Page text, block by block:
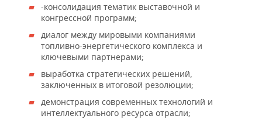
ВОДНЫЕ ВИДЫ СПОРТА
ХОККЕЙ С МЯЧОМ
ОБРАЗОВАНИЕ
ПРОИСШЕСТВИЯ
-консолидация тематик выставочной и
конгрессной программ;
диалог между мировыми компаниями
топливно-энергетического комплекса и
ключевыми партнерами;
выработка стратегических решений,
заключенных в итоговой резолюции;
демонстрация современных технологий и
интеллектуального ресурса отрасли;